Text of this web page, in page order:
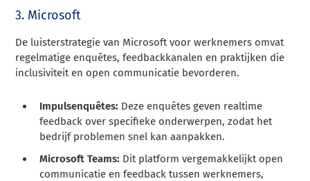
3. Microsoft
De luisterstrategie van Microsoft voor werknemers omvat
regelmatige enquêtes, feedbackkanalen en praktijken die
inclusiviteit en open communicatie bevorderen.
Impulsenquêtes: Deze enquêtes geven realtime
feedback over specifieke onderwerpen, zodat het
bedrijf problemen snel kan aanpakken.
Microsoft Teams: Dit platform vergemakkelijkt open
communicatie en feedback tussen werknemers,